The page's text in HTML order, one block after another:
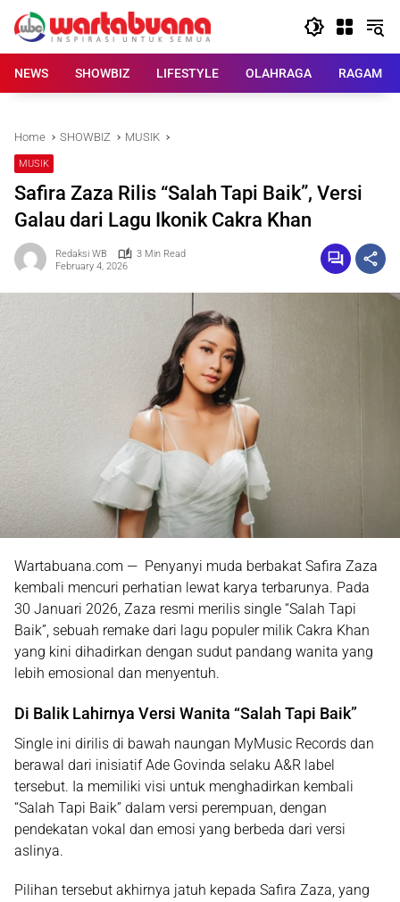
content
NEWS
SHOWBIZ LIFESTYLE OLAHRAGA RAGAM
Home SHOWBIZ MUSIK
MUSIK
Safira Zaza Rilis “Salah Tapi Baik”, Versi
Galau dari Lagu Ikonik Cakra Khan
Redaksi WB
3 Min Read
February 4, 2026
Wartabuana.com — Penyanyi muda berbakat Safira Zaza
kembali mencuri perhatian lewat karya terbarunya. Pada
30 Januari 2026, Zaza resmi merilis single “Salah Tapi
Baik”, sebuah remake dari lagu populer milik Cakra Khan
yang kini dihadirkan dengan sudut pandang wanita yang
lebih emosional dan menyentuh.
Di Balik Lahirnya Versi Wanita “Salah Tapi Baik”
Single ini dirilis di bawah naungan MyMusic Records dan
berawal dari inisiatifAde Govinda selaku A&R label
tersebut. Ia memiliki visi untuk menghadirkan kembali
“Salah Tapi Baik” dalam versi perempuan, dengan
pendekatan vokal dan emosi yang berbeda dari versi
aslinya.
Pilihan tersebut akhirnya jatuh kepada Safira Zaza, yang